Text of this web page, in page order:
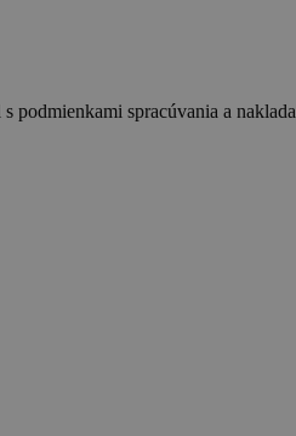
podmienkami spracúvania a